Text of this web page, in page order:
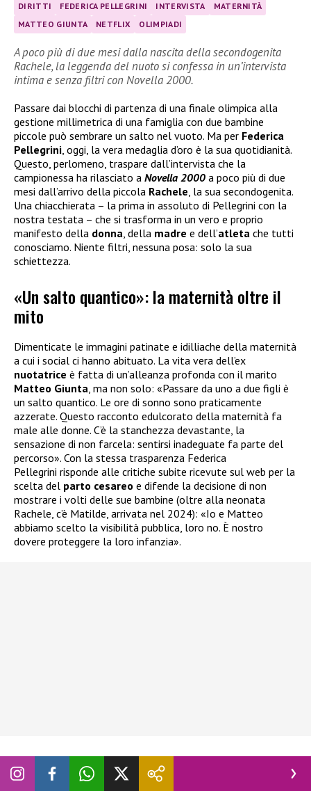
DIRITTI FEDERICA PELLEGRINI INTERVISTA
MATERNITÀ
MATTEO GIUNTA
NETFLIX OLIMPIADI
A poco più di due mesi dalla nascita della secondogenita
Rachele, la leggenda del nuoto si confessa in un’intervista
intima e senza filtri con Novella 2000.
Passare dai blocchi di partenza di una finale olimpica alla
gestione millimetrica di una famiglia con due bambine
piccole può sembrare un salto nel vuoto. Ma per Federica
Pellegrini, oggi, la vera medaglia d’oro è la sua quotidianità.
Questo, perlomeno, traspare dall’intervista che la
campionessa ha rilasciato a Novella 2000 a poco più di due
mesi dall’arrivo della piccola Rachele, la sua secondogenita.
Una chiacchierata – la prima in assoluto di Pellegrini con la
nostra testata – che si trasforma in un vero e proprio
manifesto della donna, della madre e dell’atleta che tutti
conosciamo. Niente filtri, nessuna posa: solo la sua
schiettezza.
«Un salto quantico»: la maternità oltre il
mito
Dimenticate le immagini patinate e idilliache della maternità
a cui i social ci hanno abituato. La vita vera dell’ex
nuotatrice è fatta di un’alleanza profonda con il marito
Matteo Giunta , ma non solo: «Passare da uno a due figli è
un salto quantico. Le ore di sonno sono praticamente
azzerate. Questo racconto edulcorato della maternità fa
male alle donne. C’è la stanchezza devastante, la
sensazione di non farcela: sentirsi inadeguate fa parte del
percorso». Con la stessa trasparenza Federica
Pellegrini risponde alle critiche subite ricevute sul web per la
scelta del parto cesareo e difende la decisione di non
mostrare i volti delle sue bambine (oltre alla neonata
Rachele, c’è Matilde, arrivata nel 2024): «Io e Matteo
abbiamo scelto la visibilità pubblica, loro no. È nostro
dovere proteggere la loro infanzia».
L’affondo di Federica Pellegrini contro i
doppi standard: «Le donne determinate